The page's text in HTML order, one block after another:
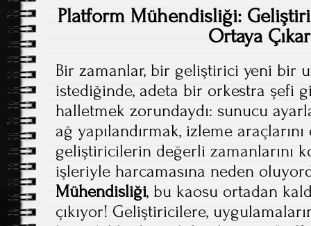
Platform Mühendisliği:
Ortaya
Bir zamanlar, bir geliştirici yeni bir
istediğinde, adeta bir orkestra şefi
halletmek zorundaydı: sunucu
ağ yapılandırmak, izleme
geliştiricilerin değerli zamanlarını
işleriyle harcamasına neden
Mühendisliği, bu kaosu ortadan
çıkıyor! Geliştiricilere,